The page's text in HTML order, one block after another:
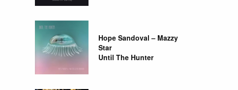
Hope Sandoval – Mazzy
Star
Until The Hunter